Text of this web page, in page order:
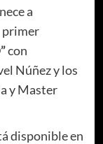
a
primer
con
Núñez y los
y Master
disponible en